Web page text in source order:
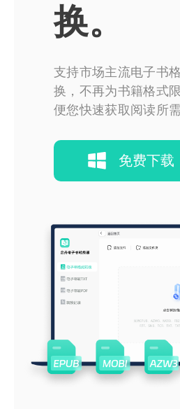
换。
支持市场主流电子书
换，不再为书籍格式
便您快速获取阅读所需
免费下载